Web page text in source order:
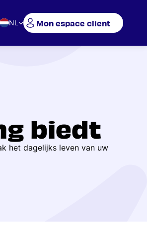
NL Mon espace client
biedt
het dagelijks leven van uw